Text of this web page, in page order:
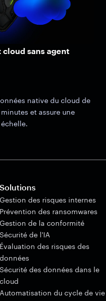
cloud sans agent
native du cloud de
et assure une
Solutions
Gestion des risques internes
Prévention des ransomwares
Gestion de la conformité
Sécurité de l'IA
Évaluation des risques des
données
Sécurité des données dans le
cloud
Automatisation du cycle de vie